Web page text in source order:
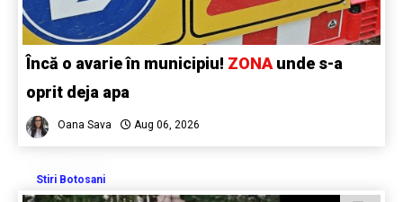
Încă o avarie în municipiu! ZONAunde s-a
oprit deja apa
Oana Sava Aug 06, 2026
Stiri Botosani